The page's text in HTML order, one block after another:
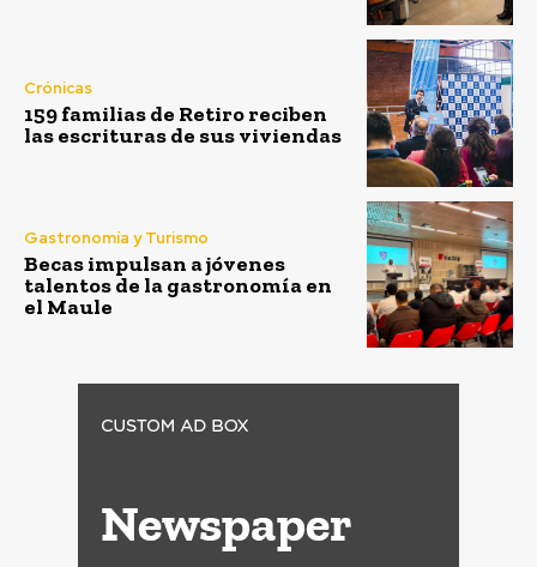
Crónicas
159 familias de Retiro reciben
las escrituras de sus viviendas
Gastronomía y Turismo
Becas impulsan a jóvenes
talentos de la gastronomía en
el Maule